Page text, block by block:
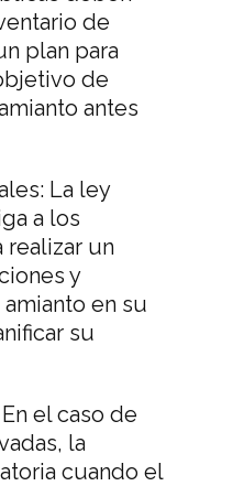
de
plan para
de
antes
La ley
a los
realizar un
y
en su
su
el caso de
la
cuando el